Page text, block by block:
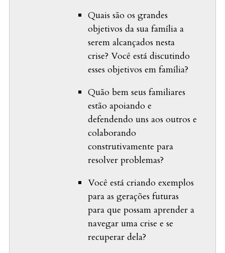
Quais são os grandes
objetivos da sua família a
serem alcançados nesta
crise? Você está discutindo
esses objetivos em família?
Quão bem seus familiares
estão apoiando e
defendendo uns aos outros e
colaborando
construtivamente para
resolver problemas?
Você está criando exemplos
para as gerações futuras
para que possam aprender a
navegar uma crise e se
recuperar dela?